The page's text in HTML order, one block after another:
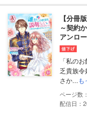
【分冊
～契約
アンロ
「私の
乏貴族
さか...も
配信日：